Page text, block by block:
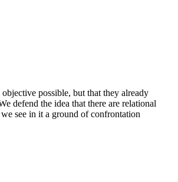
possible, but that they already
defend the idea that there are relational
see in it a ground of confrontation